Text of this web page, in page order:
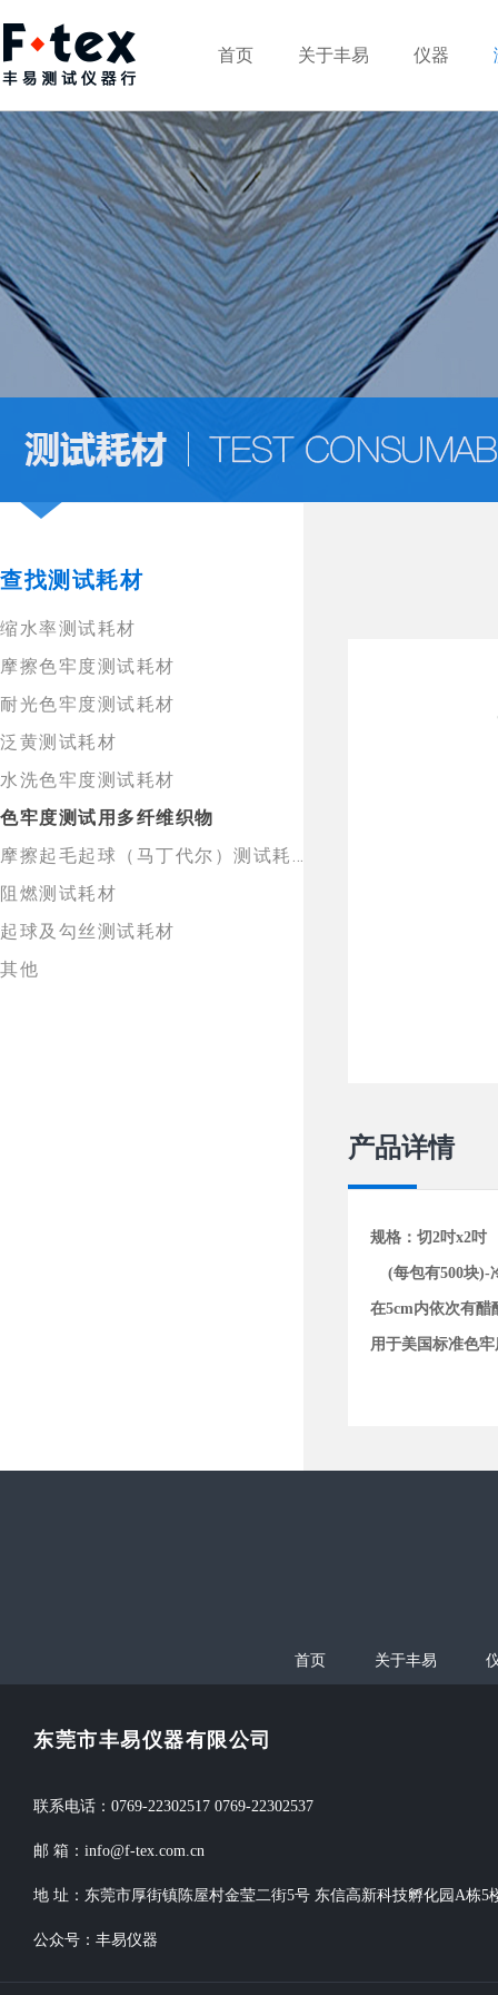
首页 关于丰易 仪器
查找测试耗材
缩水率测试耗材
摩擦色牢度测试耗材
耐光色牢度测试耗材
泛黄测试耗材
水洗色牢度测试耗材
色牢度测试用多纤维织物
摩擦起毛起球（马丁代尔）测试耗材
阻燃测试耗材
起球及勾丝测试耗材
其他
产品详情
规格：切2吋x2吋
(每包有500块)-
在5cm内依次有醋
用于美国标准色
首页 关于丰易
东莞市丰易仪器有限公司
联系电话：0769-22302517 0769-22302537
邮 箱：info@f-tex.com.cn
地 址：东莞市厚街镇陈屋村金莹二街5号 东信高新科技孵化园A栋5
公众号：丰易仪器